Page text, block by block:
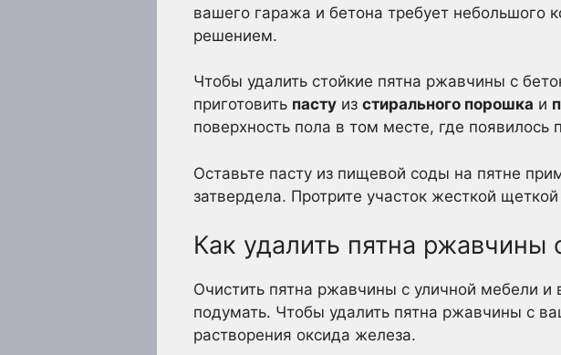
вашего гаража и бетона требует небольшого
решением.
Чтобы удалить стойкие пятна ржавчины с
приготовить пасту из стирального порошка и
поверхность пола в том месте, где появилось
Оставьте пасту из пищевой соды на пятне
затвердела. Протрите участок жесткой
Как удалить пятна ржавчины
Очистить пятна ржавчины с уличной мебели
подумать. Чтобы удалить пятна ржавчины с
растворения оксида железа.